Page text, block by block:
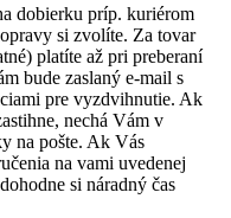
dobierku príp. kuriérom
si zvolíte. Za tovar
platíte až pri preberaní
bude zaslaný e-mail s
pre vyzdvihnutie. Ak
nechá Vám v
na pošte. Ak Vás
na vami uvedenej
si náradný čas